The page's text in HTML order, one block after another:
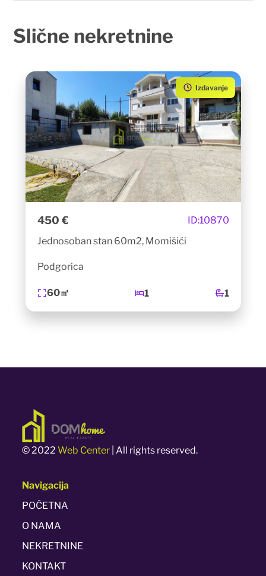
Slične nekretnine
Izdavanje
450 € ID:10870
Jednosoban stan 60m2, Momišići
Podgorica
60㎡ 1 1
© 2022Web Center | All rights reserved.
Navigacija
POČETNA
O NAMA
NEKRETNINE
KONTAKT